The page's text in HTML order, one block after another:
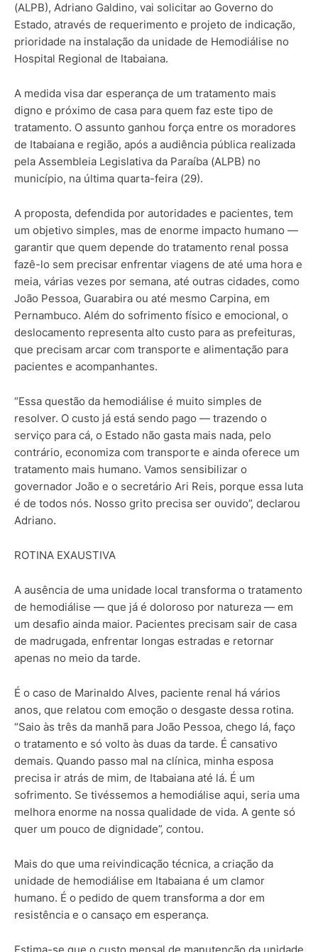
(ALPB), Adriano Galdino, vai solicitar ao Governo do
Estado, através de requerimento e projeto de indicação,
prioridade na instalação da unidade de Hemodiálise no
Hospital Regional de Itabaiana.
A medida visa dar esperança de um tratamento mais
digno e próximo de casa para quem faz este tipo de
tratamento. O assunto ganhou força entre os moradores
de Itabaiana e região, após a audiência pública realizada
pela Assembleia Legislativa da Paraíba (ALPB) no
município, na última quarta-feira (29).
A proposta, defendida por autoridades e pacientes, tem
um objetivo simples, mas de enorme impacto humano —
garantir que quem depende do tratamento renal possa
fazê-lo sem precisar enfrentar viagens de até uma hora e
meia, várias vezes por semana, até outras cidades, como
João Pessoa, Guarabira ou até mesmo Carpina, em
Pernambuco. Além do sofrimento físico e emocional, o
deslocamento representa alto custo para as prefeituras,
que precisam arcar com transporte e alimentação para
pacientes e acompanhantes.
“Essa questão da hemodiálise é muito simples de
resolver. O custo já está sendo pago — trazendo o
serviço para cá, o Estado não gasta mais nada, pelo
contrário, economiza com transporte e ainda oferece um
tratamento mais humano. Vamos sensibilizar o
governador João e o secretário Ari Reis, porque essa luta
é de todos nós. Nosso grito precisa ser ouvido”, declarou
Adriano.
ROTINA EXAUSTIVA
A ausência de uma unidade local transforma o tratamento
de hemodiálise — que já é doloroso por natureza — em
um desafio ainda maior. Pacientes precisam sair de casa
de madrugada, enfrentar longas estradas e retornar
apenas no meio da tarde.
É o caso de Marinaldo Alves, paciente renal há vários
anos, que relatou com emoção o desgaste dessa rotina.
“Saio às três da manhã para João Pessoa, chego lá, faço
o tratamento e só volto às duas da tarde. É cansativo
demais. Quando passo mal na clínica, minha esposa
precisa ir atrás de mim, de Itabaiana até lá. É um
sofrimento. Se tivéssemos a hemodiálise aqui, seria uma
melhora enorme na nossa qualidade de vida. A gente só
quer um pouco de dignidade”, contou.
Mais do que uma reivindicação técnica, a criação da
unidade de hemodiálise em Itabaiana é um clamor
humano. É o pedido de quem transforma a dor em
resistência e o cansaço em esperança.